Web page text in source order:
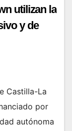
utilizan la
y de
Castilla-La
por
autónoma